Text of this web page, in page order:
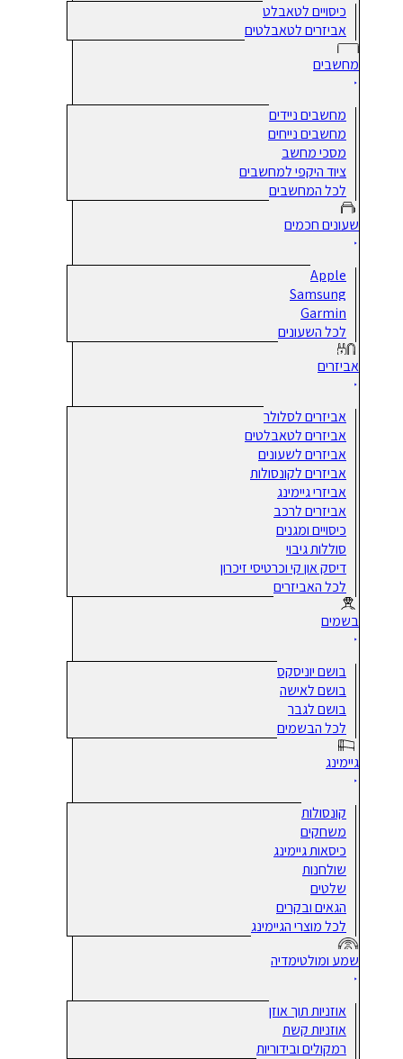
כיסויים לטאבלט
אביזרים לטאבלטים
מחשבים
מחשבים ניידים
מחשבים נייחים
מסכי מחשב
ציוד היקפי למחשבים
לכל המחשבים
שעונים חכמים
Apple
Samsung
Garmin
לכל השעונים
אביזרים
אביזרים לסלולר
אביזרים לטאבלטים
אביזרים לשעונים
אביזרים לקונסולות
אביזרי גיימינג
אביזרים לרכב
כיסויים ומגנים
סוללות גיבוי
דיסק און קי וכרטיסי זיכרון
לכל האביזרים
בשמים
בושם יוניסקס
בושם לאישה
בושם לגבר
לכל הבשמים
גיימינג
קונסולות
משחקים
כיסאות גיימינג
שולחנות
שלטים
הגאים ובקרים
לכל מוצרי הגיימינג
שמע ומולטימדיה
אוזניות תוך אוזן
אוזניות קשת
רמקולים ובידוריות